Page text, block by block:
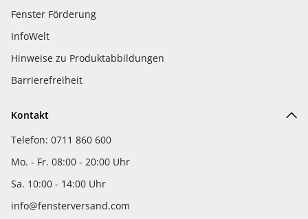
Fenster Förderung
InfoWelt
Hinweise zu Produktabbildungen
Barrierefreiheit
Kontakt
Telefon: 0711 860 600
Mo. - Fr. 08:00 - 20:00 Uhr
Sa. 10:00 - 14:00 Uhr
info@fensterversand.com